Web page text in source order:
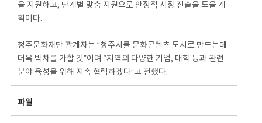
을 지원하고, 단계별 맞춤 지원으로 안정적 시장 진출을 도울 계
획이다.
청주문화재단 관계자는 “청주시를 문화콘텐츠 도시로 만드는데
더욱 박차를 가할 것”이며 “지역의 다양한 기업, 대학 등과 관련
분야 육성을 위해 지속 협력하겠다”고 전했다.
파일